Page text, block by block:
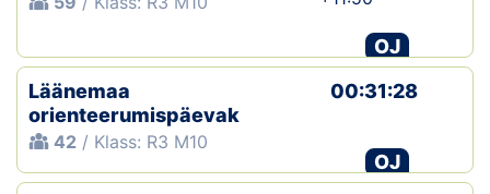
OJ
Läänemaa
orienteerumispäevak
42 / Klass: R3 M10
00:31:28
OJ